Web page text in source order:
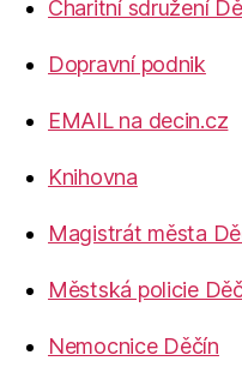
Charitní sdružení
Dopravní podnik
EMAIL na decin.cz
Knihovna
Magistrát města
Městská policie
Nemocnice Děčín